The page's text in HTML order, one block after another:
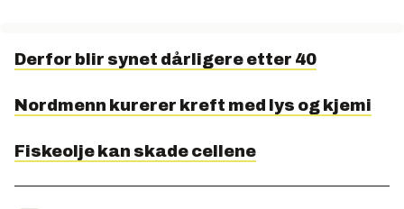
Derfor blir synet dårligere etter 40
Nordmenn kurerer kreft med lys og kjemi
Fiskeolje kan skade cellene